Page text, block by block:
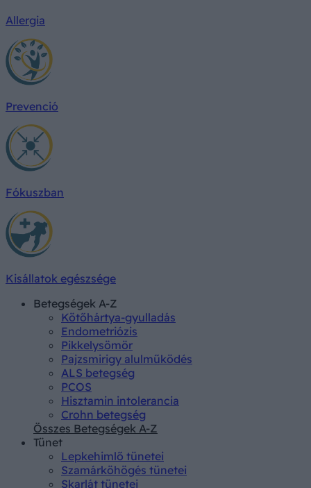
Allergia
Prevenció
Fókuszban
Kisállatok egészsége
Betegségek A-Z
Kötőhártya-gyulladás
Endometriózis
Pikkelysömör
Pajzsmirigy alulműködés
ALS betegség
PCOS
Hisztamin intolerancia
Crohn betegség
Összes Betegségek A-Z
Tünet
Lepkehimlő tünetei
Szamárköhögés tünetei
Skarlát tünetei